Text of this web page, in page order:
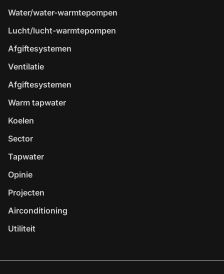
Water/water-warmtepompen
Lucht/lucht-warmtepompen
Afgiftesystemen
Ventilatie
Afgiftesystemen
Warm tapwater
Koelen
Sector
Tapwater
Opinie
Projecten
Airconditioning
Utiliteit